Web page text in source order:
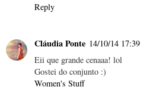
Reply
Cláudia Ponte 14/10/14 17:39
Eii que grande cenaaa! lol
Gostei do conjunto :)
Women's Stuff